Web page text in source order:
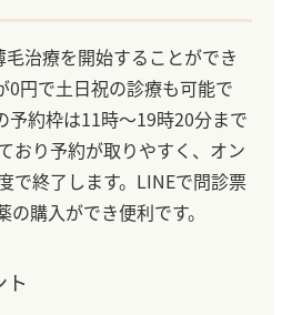
治療を開始することができ
0円で土日祝の診療も可能で
予約枠は11時～19時20分まで
おり予約が取りやすく、オン
で終了します。LINEで問診票
購入ができ便利です。